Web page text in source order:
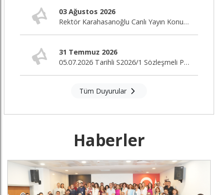
03 Ağustos 2026
Rektör Karahasanoğlu Canlı Yayın Konuğu
31 Temmuz 2026
05.07.2026 Tarihli S2026/1 Sözleşmeli Personel Alım İlanı Nihai Değerlendirme Sonuçları
Tüm Duyurular
Haberler